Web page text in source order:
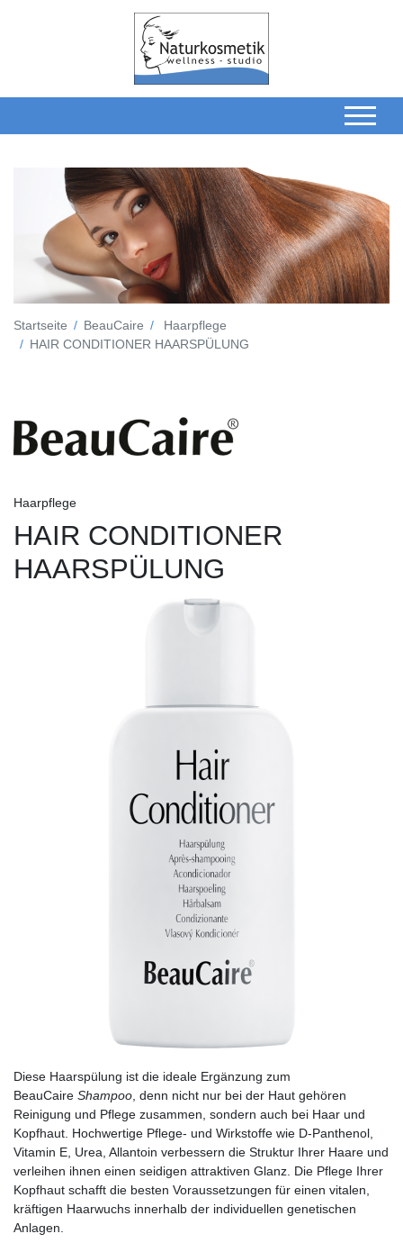
Startseite BeauCaire
Haarpflege
HAIR CONDITIONER HAARSPÜLUNG
Haarpflege
HAIR CONDITIONER
HAARSPÜLUNG
Diese Haarspülung ist die ideale Ergänzung zum
BeauCaire Shampoo , denn nicht nur bei der Haut gehören
Reinigung und Pflege zusammen, sondern auch bei Haar und
Kopfhaut. Hochwertige Pflege- und Wirkstoffe wie D-Panthenol,
Vitamin E, Urea, Allantoin verbessern die Struktur Ihrer Haare und
verleihen ihnen einen seidigen attraktiven Glanz. Die Pflege Ihrer
Kopfhaut schafft die besten Voraussetzungen für einen vitalen,
kräftigen Haarwuchs innerhalb der individuellen genetischen
Anlagen.